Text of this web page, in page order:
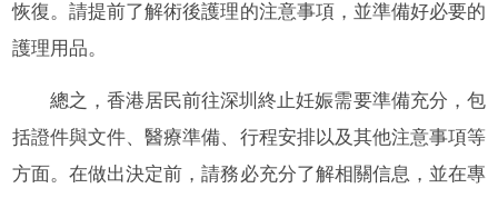
恢復。請提前了解術後護理的注意事項，並準備好必要的
護理用品。
總之，香港居民前往深圳終止妊娠需要準備充分，包
括證件與文件、醫療準備、行程安排以及其他注意事項等
方面。在做出決定前，請務必充分了解相關信息，並在專